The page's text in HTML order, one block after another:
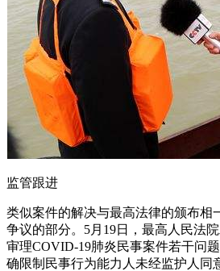
监管跟进
类似案件的解决与最高法律的颁布相
争议的部分。5月19日，最高人民法
审理COVID-19肺炎民事案件若干问
确限制民事行为能力人未经监护人同